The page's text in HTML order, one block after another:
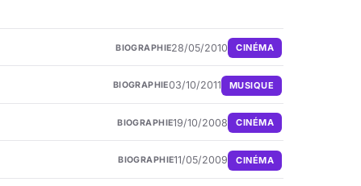
BIOGRAPHIE28/05/2010 CINÉMA
BIOGRAPHIE03/10/2011 MUSIQUE
BIOGRAPHIE19/10/2008 CINÉMA
BIOGRAPHIE11/05/2009 CINÉMA